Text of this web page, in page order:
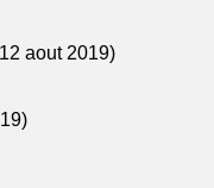
aout 2019)